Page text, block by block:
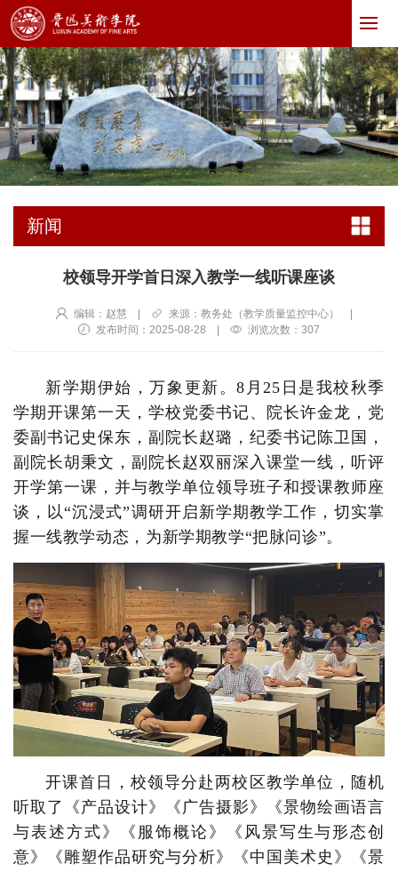
新闻
校领导开学首日深入教学一线听课座谈
编辑：赵慧 | 来源：教务处（教学质量监控中心）
|
发布时间：2025-08-28
| 浏览次数：307
新学期伊始，万象更新。8月25日是我校秋季
学期开课第一天，学校党委书记、院长许金龙，党
委副书记史保东，副院长赵璐，纪委书记陈卫国，
副院长胡秉文，副院长赵双丽深入课堂一线，听评
开学第一课，并与教学单位领导班子和授课教师座
谈，以“沉浸式”调研开启新学期教学工作，切实掌
握一线教学动态，为新学期教学“把脉问诊”。
开课首日，校领导分赴两校区教学单位，随机
听取了《产品设计》《广告摄影》《景物绘画语言
与表述方式》《服饰概论》《风景写生与形态创
意》《雕塑作品研究与分析》《中国美术史》《景